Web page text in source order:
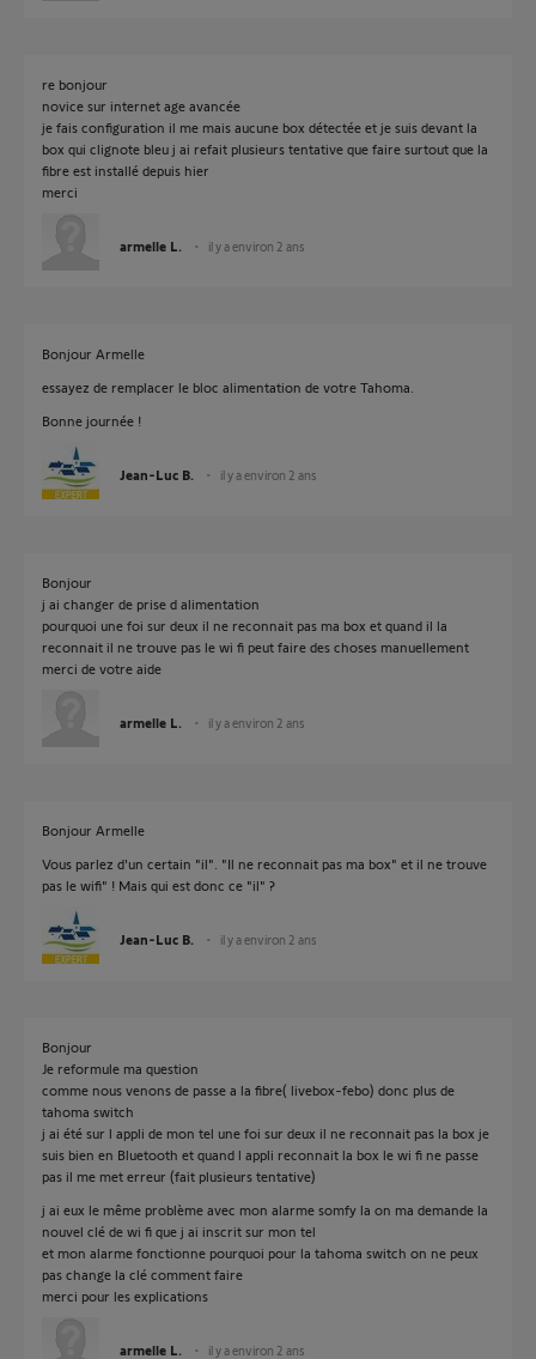
re bonjour
novice sur internet age avancée
je fais configuration il me mais aucune box détectée et je suis devant la
box qui clignote bleu j ai refait plusieurs tentative que faire surtout que la
fibre est installé depuis hier
merci
armelle L. il y a environ 2 ans
Bonjour Armelle
essayez de remplacer le bloc alimentation de votre Tahoma.
Bonne journée !
Jean-Luc B. il y a environ 2 ans
Bonjour
j ai changer de prise d alimentation
pourquoi une foi sur deux il ne reconnait pas ma box et quand il la
reconnait il ne trouve pas le wi fi peut faire des choses manuellement
merci de votre aide
armelle L. il y a environ 2 ans
Bonjour Armelle
Vous parlez d'un certain "il". "Il ne reconnait pas ma box" et il ne trouve
pas le wifi" ! Mais qui est donc ce "il" ?
Jean-Luc B. il y a environ 2 ans
Bonjour
Je reformule ma question
comme nous venons de passe a la fibre( livebox-febo) donc plus de
tahoma switch
j ai été sur l appli de mon tel une foi sur deux il ne reconnait pas la box je
suis bien en Bluetooth et quand l appli reconnait la box le wi fi ne passe
pas il me met erreur (fait plusieurs tentative)
j ai eux le même problème avec mon alarme somfy la on ma demande la
nouvel clé de wi fi que j ai inscrit sur mon tel
et mon alarme fonctionne pourquoi pour la tahoma switch on ne peux
pas change la clé comment faire
merci pour les explications
armelle L. il y a environ 2 ans